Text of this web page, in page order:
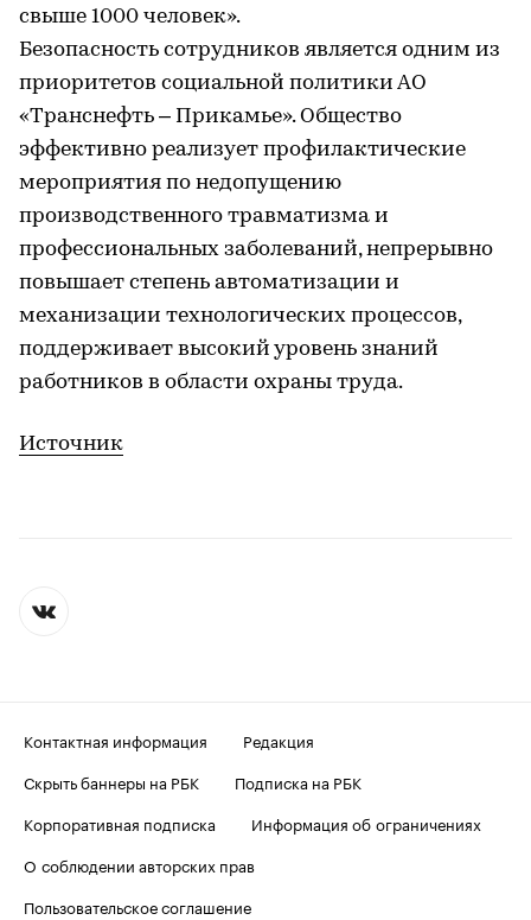
свыше 1000 человек».
Безопасность сотрудников является одним из
приоритетов социальной политики АО
«Транснефть – Прикамье». Общество
эффективно реализует профилактические
мероприятия по недопущению
производственного травматизма и
профессиональных заболеваний, непрерывно
повышает степень автоматизации и
механизации технологических процессов,
поддерживает высокий уровень знаний
работников в области охраны труда.
Источник
Контактная информация
Редакция
Скрыть баннеры на РБК
Подписка на РБК
Корпоративная подписка
Информация об ограничениях
О соблюдении авторских прав
Пользовательское соглашение